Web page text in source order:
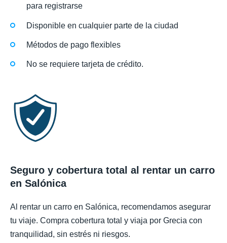
para registrarse
Disponible en cualquier parte de la ciudad
Métodos de pago flexibles
No se requiere tarjeta de crédito.
Seguro y cobertura total al rentar un carro
en Salónica
Al rentar un carro en Salónica, recomendamos asegurar
tu viaje. Compra cobertura total y viaja por Grecia con
tranquilidad, sin estrés ni riesgos.